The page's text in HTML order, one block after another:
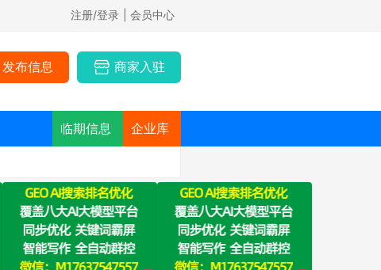
注册/登录 | 会员中心
发布信息 商家入驻
临期信息 企业库